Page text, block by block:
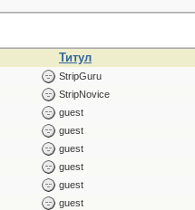
Титул
StripGuru
StripNovice
guest
guest
guest
guest
guest
guest